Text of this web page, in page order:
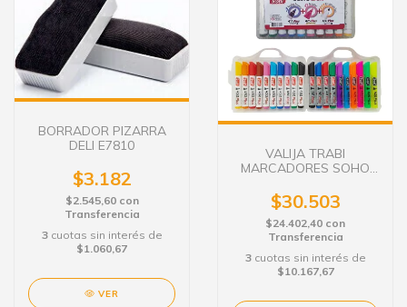
BORRADOR PIZARRA
DELI E7810
$3.182
$2.545,60 con
Transferencia
3 cuotas sin interés de
$1.060,67
VER
VALIJA TRABI
MARCADORES SOHO
$30.503
$24.402,40 con
Transferencia
3 cuotas sin interés de
$10.167,67